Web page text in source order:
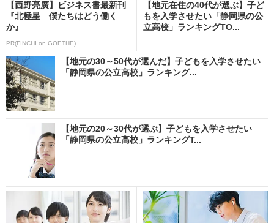
【西野亮廣】ビジネス書最新刊
『北極星 僕たちはどう働く
か』
PR(FINCHI on GOETHE)
【地元在住の40代が選ぶ】子ど
もを入学させたい「静岡県の公
立高校」ランキングTO...
【地元の30～50代が選んだ】子どもを入学させたい
「静岡県の公立高校」ランキング...
【地元の20～30代が選ぶ】子どもを入学させたい
「静岡県の公立高校」ランキングT...